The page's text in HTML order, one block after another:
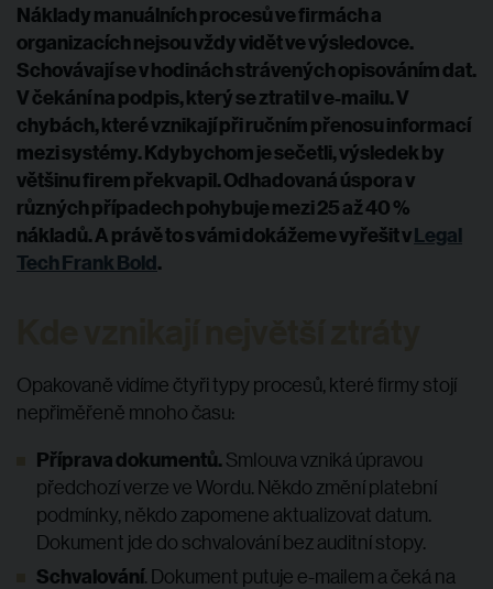
Náklady manuálních procesů ve firmách a
organizacích nejsou vždy vidět ve výsledovce.
Schovávají se v hodinách strávených opisováním dat.
V čekání na podpis, který se ztratil v e-mailu. V
chybách, které vznikají při ručním přenosu informací
mezi systémy. Kdybychom je sečetli, výsledek by
většinu firem překvapil. Odhadovaná úspora v
různých případech pohybuje mezi 25 až 40 %
nákladů. A právě to s vámi dokážeme vyřešit vLegal
Tech Frank Bold.
Opakovaně vidíme čtyři typy procesů, které firmy stojí
nepřiměřeně mnoho času:
Příprava dokumentů.Smlouva vzniká úpravou
předchozí verze ve Wordu. Někdo změní platební
podmínky, někdo zapomene aktualizovat datum.
Dokument jde do schvalování bez auditní stopy.
Schvalování. Dokument putuje e-mailem a čeká na